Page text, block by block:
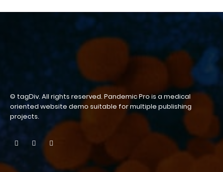
© tagDiv. All rights reserved. Pandemic Pro is a medical
oriented website demo suitable for multiple publishing
projects.